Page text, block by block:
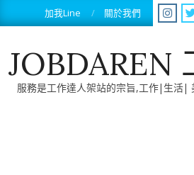
to
加我Line 關於我們
JOBDAREN
服務是工作達人架站的宗旨,工作|生活|